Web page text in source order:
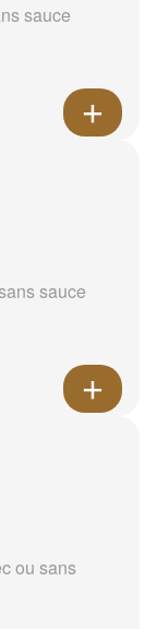
sauce
sauce
ou sans